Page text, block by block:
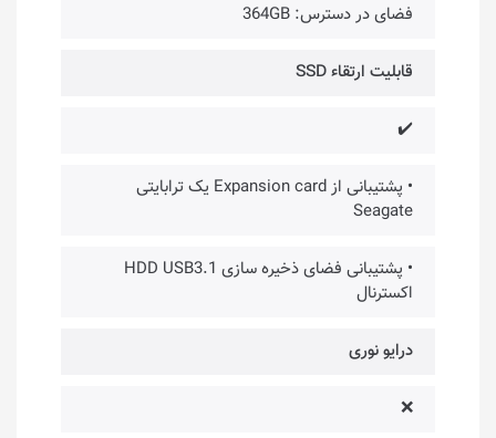
فضای در دسترس: 364GB
قابلیت ارتقاء SSD
✔️
• پشتیبانی از Expansion card یک ترابایتی
Seagate
• پشتیبانی فضای ذخیره سازی HDD USB3.1
اکسترنال
درایو نوری
❌